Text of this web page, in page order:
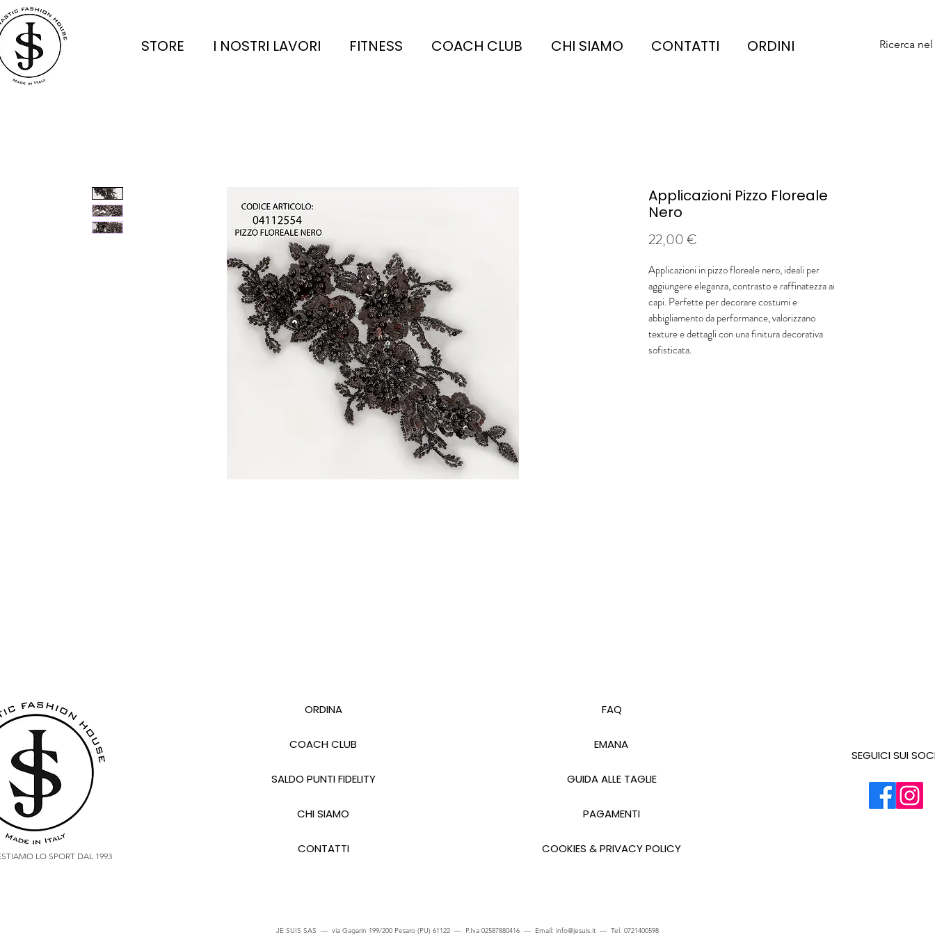
STORE I NOSTRI LAVORI FITNESS COACH CLUB CHI SIAMO CONTATTI ORDINI Ricerca
Applicazioni Pizzo Floreale
Nero
22,00 €
Applicazioni in pizzo floreale nero, ideali per
aggiungere eleganza, contrasto e raffinatezza ai
capi. Perfette per decorare costumi e
abbigliamento da performance, valorizzano
texture e dettagli con una finitura decorativa
sofisticata.
LO SPORT DAL 1993
ORDINA
COACH CLUB
SALDO PUNTI FIDELITY
CHI SIAMO
CONTATTI
FAQ
EMANA
GUIDA ALLE TAGLIE
PAGAMENTI
COOKIES & PRIVACY POLICY
SEGUICI SUI
JE SUIS SAS — via Gagarin 199/200 Pesaro (PU) 61122 — P.Iva 02587880416 — Email: info@jesuis.it— Tel. 0721400598